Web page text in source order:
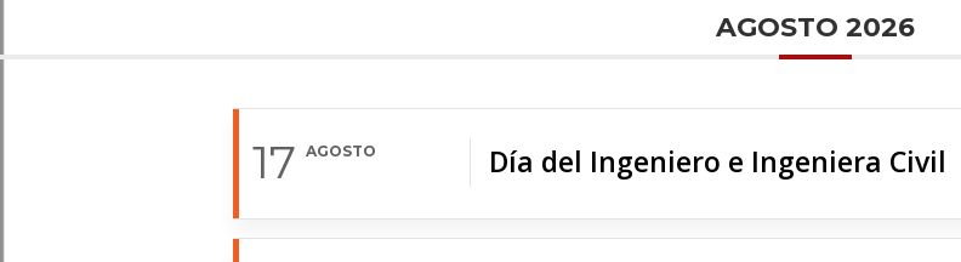
AGOSTO 2026
17 AGOSTO Día del Ingeniero e Ingeniera Civil